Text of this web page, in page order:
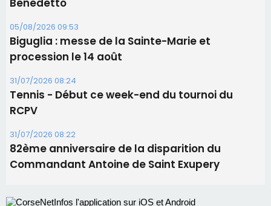
06/08/2026 15:57
Ucciani – Marché des producteurs à Cruculi le
11 août
06/08/2026 15:25
Corte – L’association A Nuciola organise une
projection sous les étoiles
06/08/2026 15:04
Alata - Soirée Tango Argentin au stade de San
Benedetto
05/08/2026 09:53
procession le 14 août